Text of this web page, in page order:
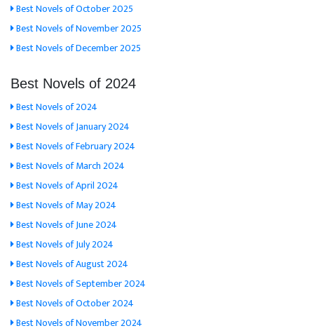
Best Novels of October 2025
Best Novels of November 2025
Best Novels of December 2025
Best Novels of 2024
Best Novels of 2024
Best Novels of January 2024
Best Novels of February 2024
Best Novels of March 2024
Best Novels of April 2024
Best Novels of May 2024
Best Novels of June 2024
Best Novels of July 2024
Best Novels of August 2024
Best Novels of September 2024
Best Novels of October 2024
Best Novels of November 2024